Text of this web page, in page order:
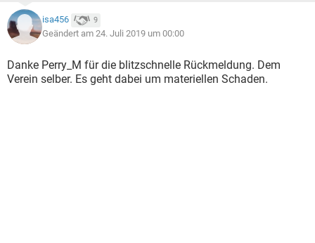
isa456 9
Geändert am 24. Juli 2019 um 00:00
Danke Perry_M für die blitzschnelle Rückmeldung. Dem
Verein selber. Es geht dabei um materiellen Schaden.